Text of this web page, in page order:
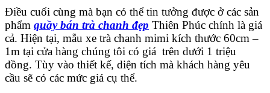
Điều cuối cùng mà bạn có thể tin tưởng được ở các sản
phẩm quầy bán trà chanh đẹp Thiên Phúc chính là giá
cả. Hiện tại, mẫu xe trà chanh mimi kích thước 60cm –
1m tại cửa hàng chúng tôi có giá trên dưới 1 triệu
đồng. Tùy vào thiết kế, diện tích mà khách hàng yêu
cầu sẽ có các mức giá cụ thể.